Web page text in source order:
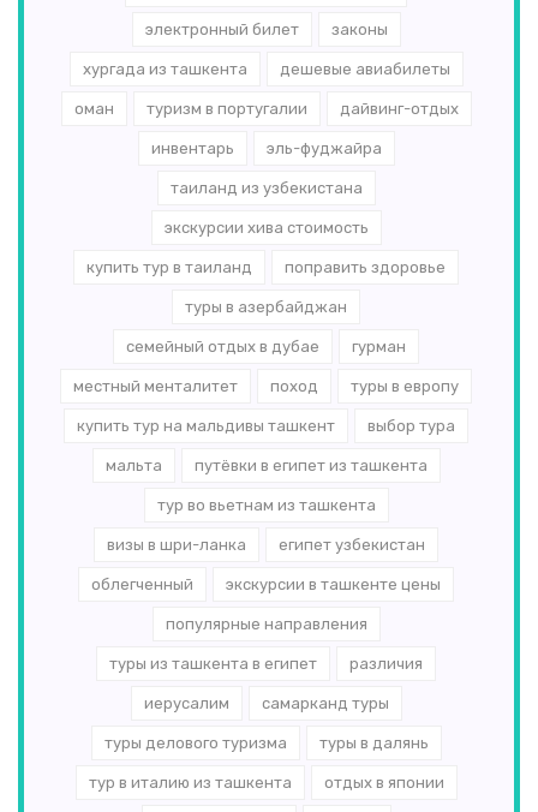
электронный билет законы
хургада из ташкента дешевые авиабилеты
оман туризм в португалии дайвинг-отдых
инвентарь эль-­фуджайра
таиланд из узбекистана
экскурсии хива стоимость
купить тур в таиланд поправить здоровье
туры в азербайджан
семейный отдых в дубае гурман
местный менталитет поход туры в европу
купить тур на мальдивы ташкент выбор тура
мальта путёвки в египет из ташкента
тур во вьетнам из ташкента
визы в шри-ланка египет узбекистан
облегченный экскурсии в ташкенте цены
популярные направления
туры из ташкента в египет различия
иерусалим самарканд туры
туры делового туризма туры в далянь
тур в италию из ташкента отдых в японии